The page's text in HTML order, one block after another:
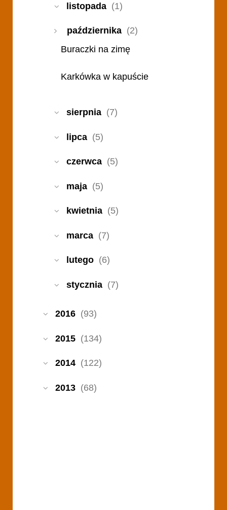
listopada (1)
października (2)
Buraczki na zimę
Karkówka w kapuście
sierpnia (7)
lipca (5)
czerwca (5)
maja (5)
kwietnia (5)
marca (7)
lutego (6)
stycznia (7)
2016 (93)
2015 (134)
2014 (122)
2013 (68)